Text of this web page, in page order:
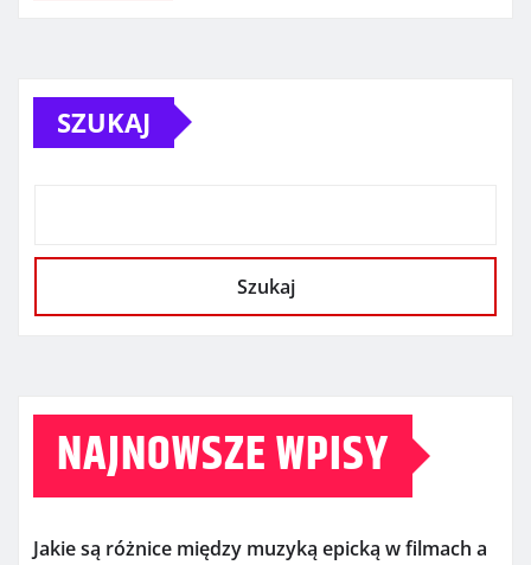
SZUKAJ
Szukaj
NAJNOWSZE WPISY
Jakie są różnice między muzyką epicką w filmach a